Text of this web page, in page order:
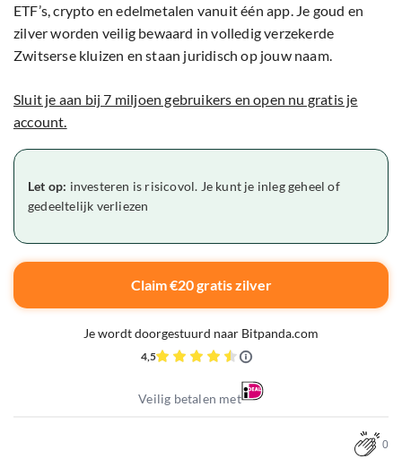
ETF’s, crypto en edelmetalen vanuit één app. Je goud en
zilver worden veilig bewaard in volledig verzekerde
Zwitserse kluizen en staan juridisch op jouw naam.
Sluit je aan bij 7 miljoen gebruikers en open nu gratis je
account.
Let op: investeren is risicovol. Je kunt je inleg geheel of
gedeeltelijk verliezen
Claim €20 gratis zilver
Je wordt doorgestuurd naar Bitpanda.com
4,5
Veilig betalen met
0